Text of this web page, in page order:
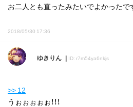
お二人とも直ったみたいでよかったで
2018/05/30 17:36
ゆきりん ID: r7m54ya6nkjs
>> 12
うぉぉぉぉぉ！！！